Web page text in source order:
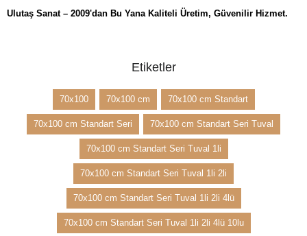
Ulutaş Sanat – 2009'dan Bu Yana Kaliteli Üretim, Güvenilir Hizmet.
Etiketler
70x100 70x100 cm 70x100 cm Standart
70x100 cm Standart Seri 70x100 cm Standart Seri Tuval
70x100 cm Standart Seri Tuval 1li
70x100 cm Standart Seri Tuval 1li 2li
70x100 cm Standart Seri Tuval 1li 2li 4lü
70x100 cm Standart Seri Tuval 1li 2li 4lü 10lu